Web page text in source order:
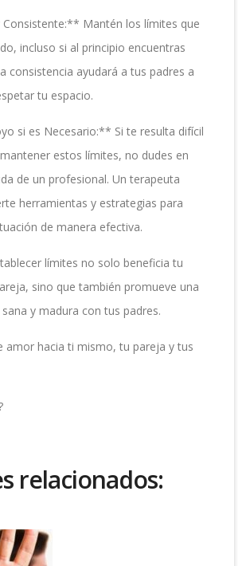
Mantén los límites que
incluso si al principio encuentras
consistencia ayudará a tus padres a
tu espacio.
si es Necesario:** Si te resulta difícil
estos límites, no dudes en
de un profesional. Un terapeuta
herramientas y estrategias para
de manera efectiva.
límites no solo beneficia tu
sino que también promueve una
y madura con tus padres.
amor hacia ti mismo, tu pareja y tus
relacionados: